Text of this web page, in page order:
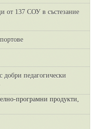
от 137 СОУ в състезание
добри педагогически
програмни продукти,